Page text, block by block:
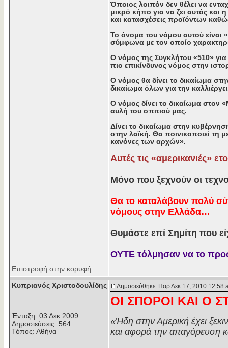
Όποιος λοιπόν δεν θέλει να
μικρό κήπο για να ζει αυτός και
και κατασχέσεις προϊόντων
Το όνομα του νόμου αυτού
σύμφωνα με τον οποίο
Ο νόμος της Συγκλήτου «510»
πιο επικίνδυνος νόμος στην
Ο νόμος θα δίνει το δικαίωμα
δικαίωμα όλων για την
Ο νόμος δίνει το δικαίωμα στον
αυλή του σπιτιού μας.
Δίνει το δικαίωμα στην
στην λαϊκή. Θα ποινικοποιεί
κανόνες των αρχών».
Αυτές τις «αμερικανιές»
Μόνο που ξεχνούν οι
Θα το καταλάβουν πολύ
νόμους στην Ελλάδα…
Θυμάστε επί Σημίτη που
ΟΥΤΕ τόλμησαν να το
Επιστροφή στην κορυφή
Κυπριανός Χριστοδουλίδης
Ένταξη: 03 Δεκ 2009
Δημοσιεύσεις: 564
Τόπος: Αθήνα
Δημοσιεύθηκε: Παρ Δεκ 17, 2010 12:58
ΟΙ ΣΠΟΡΟΙ ΚΑΙ Ο
«Ήδη στην Αμερική έχει
και αφορά την απαγόρευση